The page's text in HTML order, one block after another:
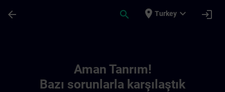
arrow_back search place Turkey expand_more login
Aman Tanrım!
Bazı sorunlarla karşılaştık